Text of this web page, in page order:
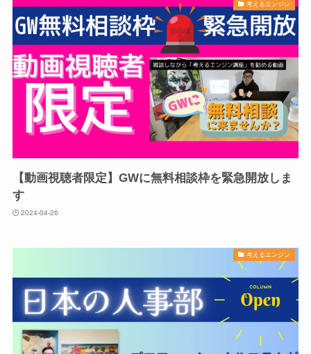
考えるエンジン
【動画視聴者限定】GWに無料相談枠を緊急開放しま
す
2024-04-26
考えるエンジン